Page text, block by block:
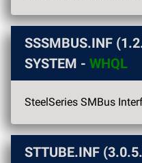
SSSMBUS.INF
SYSTEM - WHQL
SteelSeries SMBus
STTUBE.INF